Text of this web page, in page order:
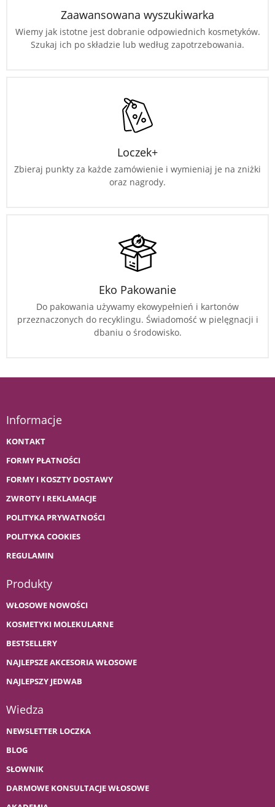
Zaawansowana wyszukiwarka
Wiemy jak istotne jest dobranie odpowiednich kosmetyków.
Szukaj ich po składzie lub według zapotrzebowania.
Loczek+
Zbieraj punkty za każde zamówienie i wymieniaj je na zniżki
oraz nagrody.
Eko Pakowanie
Do pakowania używamy ekowypełnień i kartonów
przeznaczonych do recyklingu. Świadomość w pielęgnacji i
dbaniu o środowisko.
Informacje
KONTAKT
FORMY PŁATNOŚCI
FORMY I KOSZTY DOSTAWY
ZWROTY I REKLAMACJE
POLITYKA PRYWATNOŚCI
POLITYKA COOKIES
REGULAMIN
Produkty
WŁOSOWE NOWOŚCI
KOSMETYKI MOLEKULARNE
BESTSELLERY
NAJLEPSZE AKCESORIA WŁOSOWE
NAJLEPSZY JEDWAB
Wiedza
NEWSLETTER LOCZKA
BLOG
SŁOWNIK
DARMOWE KONSULTACJE WŁOSOWE